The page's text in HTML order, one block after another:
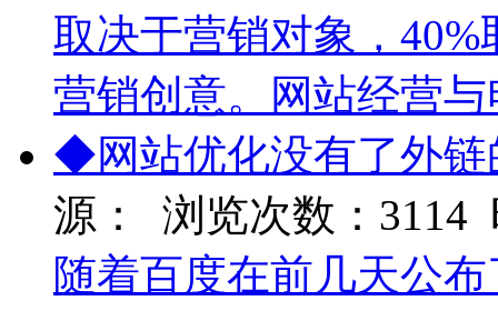
取决于营销对象，
营销创意。网站经营
◆网站优化没有了外链
源： 浏览次数：3114
随着百度在前几天公